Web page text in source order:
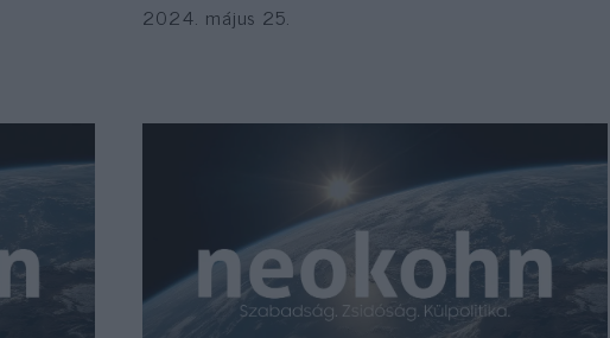
2024. május 25.